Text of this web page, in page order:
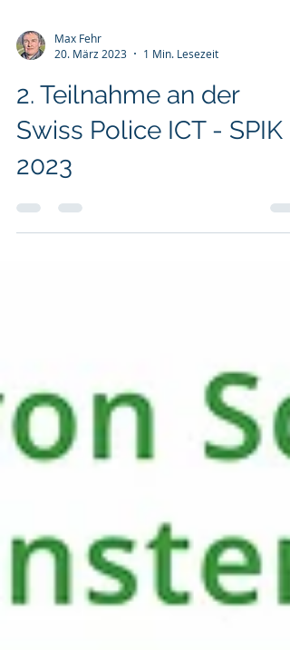
20. März 2023
1 Min. Lesezeit
2. Teilnahme an der
Swiss Police ICT - SPIK
2023